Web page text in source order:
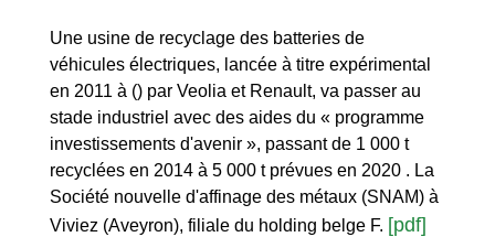
Une usine de recyclage des batteries de
véhicules électriques, lancée à titre expérimental
en 2011 à () par Veolia et Renault, va passer au
stade industriel avec des aides du « programme
investissements d'avenir », passant de 1 000 t
recyclées en 2014 à 5 000 t prévues en 2020 . La
Société nouvelle d'affinage des métaux (SNAM) à
Viviez (Aveyron), filiale du holding belge F. [pdf]